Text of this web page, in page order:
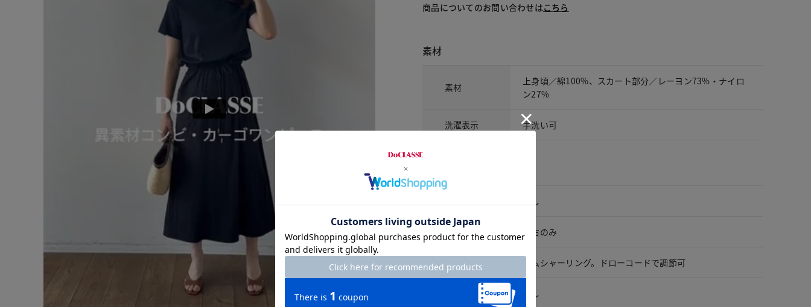
商品についてのお問い合わせはこちら
素材
素材
上身頃／綿100%、スカート部分／レーヨン73%・ナイロ
ン27%
洗濯表示 手洗い可
なし
ポケット 前右のみ
ウエスト仕様 ゴムシャーリング。ドローコードで調節可
開きの仕様 なし